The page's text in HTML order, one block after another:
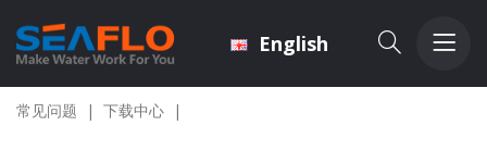
English
常见问题 | 下载中心 |